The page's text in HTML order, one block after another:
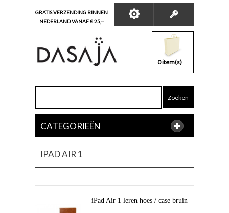
GRATIS VERZENDING BINNEN
NEDERLAND VANAF € 25,--
0 item(s)
Zoeken
CATEGORIEËN
IPAD AIR 1
iPad Air 1 leren hoes / case bruin